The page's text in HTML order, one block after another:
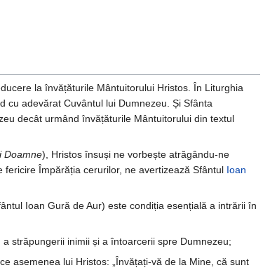
la învățăturile Mântuitorului Hristos. În Liturghia
cu adevărat Cuvântul lui Dumnezeu. Și Sfânta
decât urmând învățăturile Mântuitorului din textul
Doamne), Hristos însuși ne vorbește atrăgându-ne
Împărăția cerurilor, ne avertizează Sfântul Ioan
Ioan Gură de Aur) este condiția esențială a intrării în
străpungerii inimii și a întoarcerii spre Dumnezeu;
asemenea lui Hristos: „Învățați-vă de la Mine, că sunt